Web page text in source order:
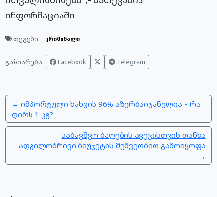
ინფორმაციაში.
თეგები: კრიმინალი
გაზიარება: Facebook Telegram
← იმპორტული ხახვის 96% აზერბაიჯანულია – რა
ღირს 1 კგ?
საბავშვო ბაღების ავეჯისთვის თანხა
ადგილობრივი ბიუჯეტის მეშვეობით გამოიყოფა
→